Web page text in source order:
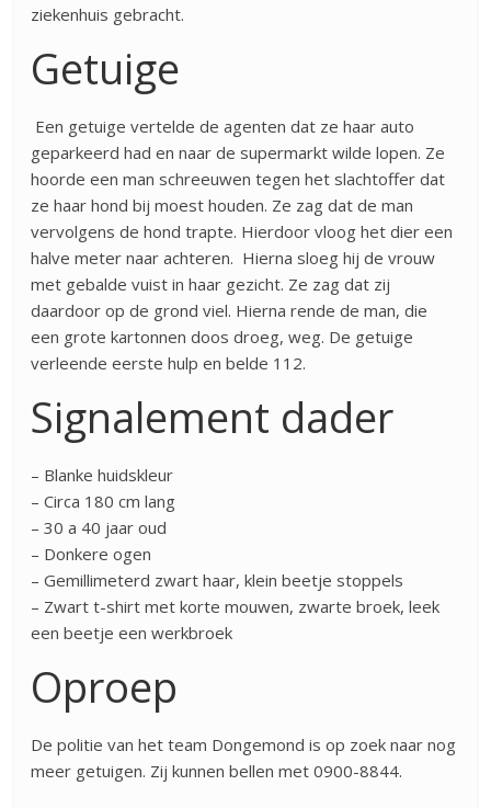
ziekenhuis gebracht.
Getuige
Een getuige vertelde de agenten dat ze haar auto
geparkeerd had en naar de supermarkt wilde lopen. Ze
hoorde een man schreeuwen tegen het slachtoffer dat
ze haar hond bij moest houden. Ze zag dat de man
vervolgens de hond trapte. Hierdoor vloog het dier een
halve meter naar achteren. Hierna sloeg hij de vrouw
met gebalde vuist in haar gezicht. Ze zag dat zij
daardoor op de grond viel. Hierna rende de man, die
een grote kartonnen doos droeg, weg. De getuige
verleende eerste hulp en belde 112.
Signalement dader
– Blanke huidskleur
– Circa 180 cm lang
– 30 a 40 jaar oud
– Donkere ogen
– Gemillimeterd zwart haar, klein beetje stoppels
– Zwart t-shirt met korte mouwen, zwarte broek, leek
een beetje een werkbroek
Oproep
De politie van het team Dongemond is op zoek naar nog
meer getuigen. Zij kunnen bellen met 0900-8844.